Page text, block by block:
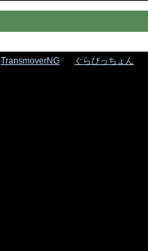
TransmoverNG ぐらびっちょん